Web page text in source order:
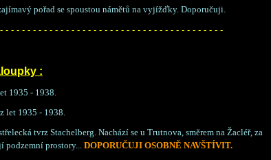
pořad se spoustou námětů na vyjížďky. Doporučuji.
- - - - - - - - - - - - - - - - - - - - - - - - - - - - - - - - - - - - - - -
:
1935 - 1938.
let 1935 - 1938.
tvrz Stachelberg. Nachází se u Trutnova, směrem na Žacléř, za
podzemní prostory... DOPORUČUJI OSOBNĚ NAVŠTÍVIT.